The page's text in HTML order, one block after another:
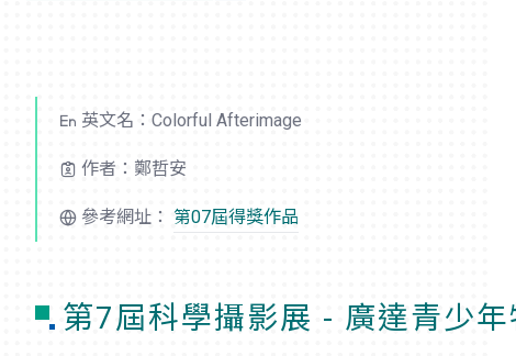
英文名：Colorful Afterimage
作者：鄭哲安
參考網址： 第07屆得獎作品
第7屆科學攝影展 - 廣達青少年